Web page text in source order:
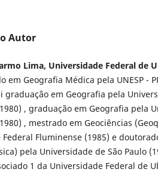
Autor
Lima, Universidade Federal de
em Geografia Médica pela UNESP -
graduação em Geografia pela
, graduação em Geografia pela
, mestrado em Geociências
Fluminense (1985) e
pela Universidade de São Paulo
1 da Universidade Federal de